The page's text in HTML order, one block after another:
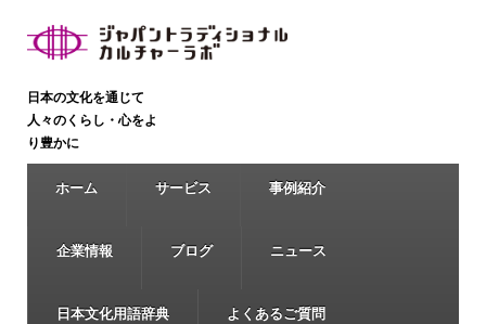
日本の文化を通じて
人々のくらし・心をよ
り豊かに
ホーム サービス 事例紹介
企業情報 ブログ ニュース
日本文化用語辞典 よくあるご質問